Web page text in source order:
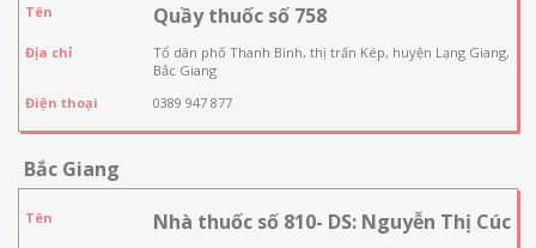
Tên Quầy thuốc số 758
Địa chỉ
Tổ dân phố Thanh Bình, thị trấn Kép, huyện Lạng Giang,
Bắc Giang
Điện thoại
0389 947 877
Bắc Giang
Tên Nhà thuốc số 810- DS: Nguyễn Thị Cúc